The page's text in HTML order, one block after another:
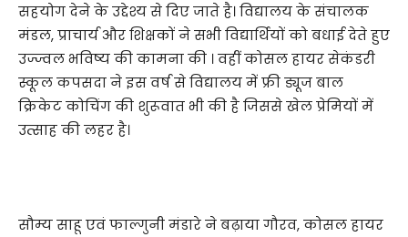
सहयोग देने के उद्देश्य से दिए जाते है। विद्यालय के संचालक
मंडल, प्राचार्य और शिक्षकों ने सभी विद्यार्थियों को बधाई देते हुए
उज्ज्वल भविष्य की कामना की । वहीं कोसल हायर सेकंडरी
स्कूल कपसदा ने इस वर्ष से विद्यालय में फ्री ड्यूज बाल
क्रिकेट कोचिंग की शुरूवात भी की है जिससे खेल प्रेमियों में
उत्साह की लहर है।
सौम्य साहू एवं फाल्गुनी मंडारे ने बढ़ाया गौरव, कोसल हायर